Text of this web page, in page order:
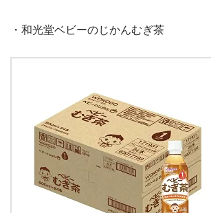
・和光堂ベビーのじかんむぎ茶